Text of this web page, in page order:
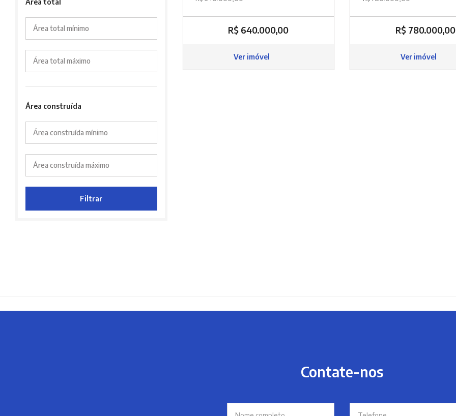
R$ 640.000,00
Ver imóvel
R$ 780.000,00
Ver imóvel
Área total
Área total mínimo
Área total máximo
Área construída
Área construída mínimo
Área construída máximo
Filtrar
Contate-nos